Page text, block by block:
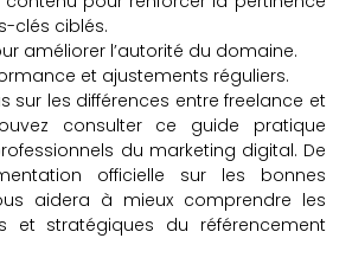
clés ciblés.
améliorer l’autorité du domaine.
et ajustements réguliers.
sur les différences entre freelance et
consulter ce guide pratique
du marketing digital. De
officielle sur les bonnes
aidera à mieux comprendre les
et stratégiques du référencement